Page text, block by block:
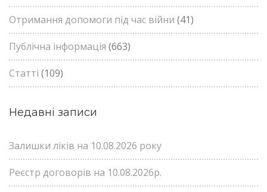
Отримання допомоги під час війни (41)
Публічна інформація (663)
Статті (109)
Недавні записи
Залишки ліків на 10.08.2026 року
Реєстр договорів на 10.08.2026р.